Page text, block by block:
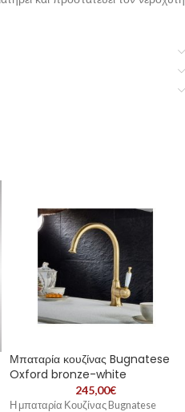
Μπαταρία κουζίνας Bugnatese
Oxford bronze-white
245,00€
Η μπαταρία Κουζίνας Bugnatese